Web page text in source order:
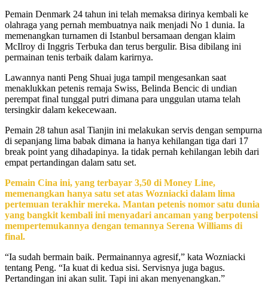
Pemain Denmark 24 tahun ini telah memaksa dirinya kembali ke
olahraga yang pernah membuatnya naik menjadi No 1 dunia. Ia
memenangkan turnamen di Istanbul bersamaan dengan klaim
McIlroy di Inggris Terbuka dan terus bergulir. Bisa dibilang ini
permainan tenis terbaik dalam karirnya.
Lawannya nanti Peng Shuai juga tampil mengesankan saat
menaklukkan petenis remaja Swiss, Belinda Bencic di undian
perempat final tunggal putri dimana para unggulan utama telah
tersingkir dalam kekecewaan.
Pemain 28 tahun asal Tianjin ini melakukan servis dengan sempurna
di sepanjang lima babak dimana ia hanya kehilangan tiga dari 17
break point yang dihadapinya. Ia tidak pernah kehilangan lebih dari
empat pertandingan dalam satu set.
Pemain Cina ini, yang terbayar 3,50 di Money Line,
memenangkan hanya satu set atas Wozniacki dalam lima
pertemuan terakhir mereka. Mantan petenis nomor satu dunia
yang bangkit kembali ini menyadari ancaman yang berpotensi
mempertemukannya dengan temannya Serena Williams di
final.
“Ia sudah bermain baik. Permainannya agresif,” kata Wozniacki
tentang Peng. “Ia kuat di kedua sisi. Servisnya juga bagus.
Pertandingan ini akan sulit. Tapi ini akan menyenangkan.”